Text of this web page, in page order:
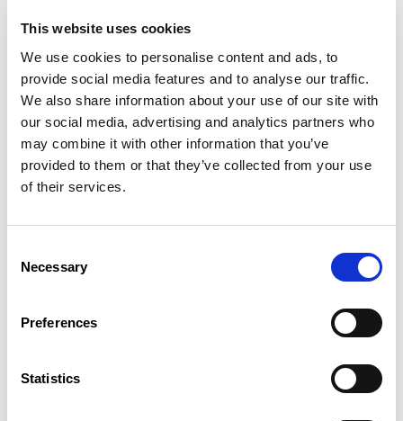
This website uses cookies
We use cookies to personalise content and ads, to
provide social media features and to analyse our traffic.
We also share information about your use of our site with
our social media, advertising and analytics partners who
may combine it with other information that you’ve
provided to them or that they’ve collected from your use
of their services.
Selection
Necessary
Preferences
Statistics
Lieu : Dans le bâtiment de la CSL en face des
Atelier N°5 le 16 mai 2023 de 12h15 à
13h45
Thème : « Panorama social 2023 :
situation économique et sociale du
Luxembourg »
CSL.
leurs questions.
participation est gratuite. L’inscription est
Un lunch sandwich sera offert durant l’atelier.